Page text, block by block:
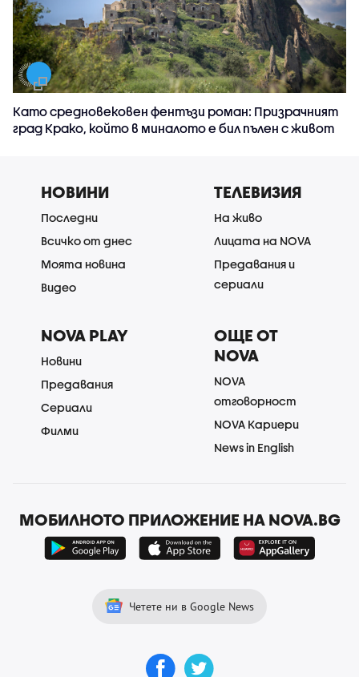
Като средновековен фентъзи роман: Призрачният
град Крако, който в миналото е бил пълен с живот
НОВИНИ
Последни
Всичко от днес
Моята новина
Видео
ТЕЛЕВИЗИЯ
На живо
Лицата на NOVA
Предавания и
сериали
NOVA PLAY
Новини
Предавания
Сериали
Филми
ОЩЕ ОТ
NOVA
NOVA
отговорност
NOVA Кариери
News in English
МОБИЛНОТО ПРИЛОЖЕНИЕ НА NOVA.BG
Четете ни в Google News